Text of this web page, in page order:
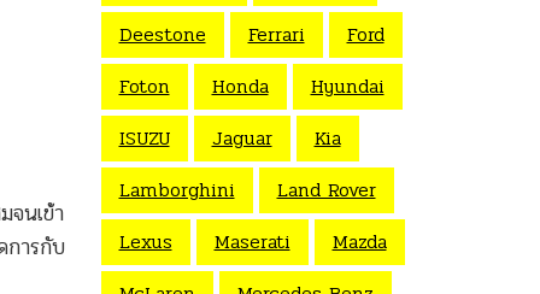
จนเข้า
การกับ
Deestone
Ferrari
Ford
Foton
Honda
Hyundai
ISUZU
Jaguar
Kia
Lamborghini
Land Rover
Lexus
Maserati
Mazda